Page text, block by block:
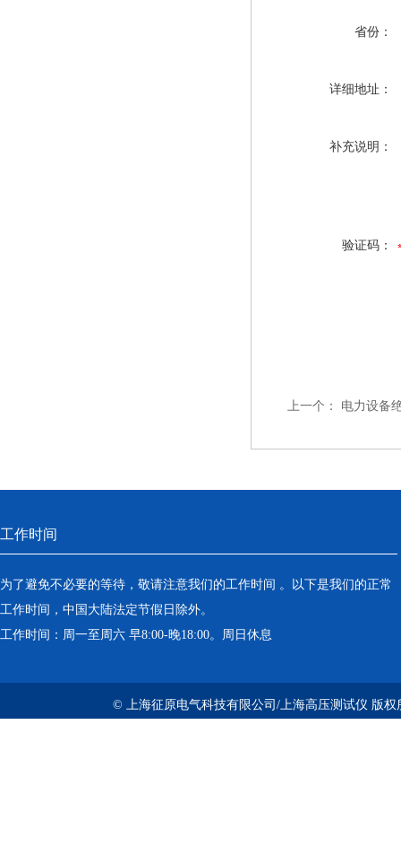
省份：
详细地址：
补充说明：
验证码：
上一个： 电力设备
工作时间
为了避免不必要的等待，敬请注意我们的工作时间 。以下是我们的正常
工作时间，中国大陆法定节假日除外。
工作时间：周一至周六 早8:00-晚18:00。周日休息
© 上海征原电气科技有限公司/上海高压测试仪 版权